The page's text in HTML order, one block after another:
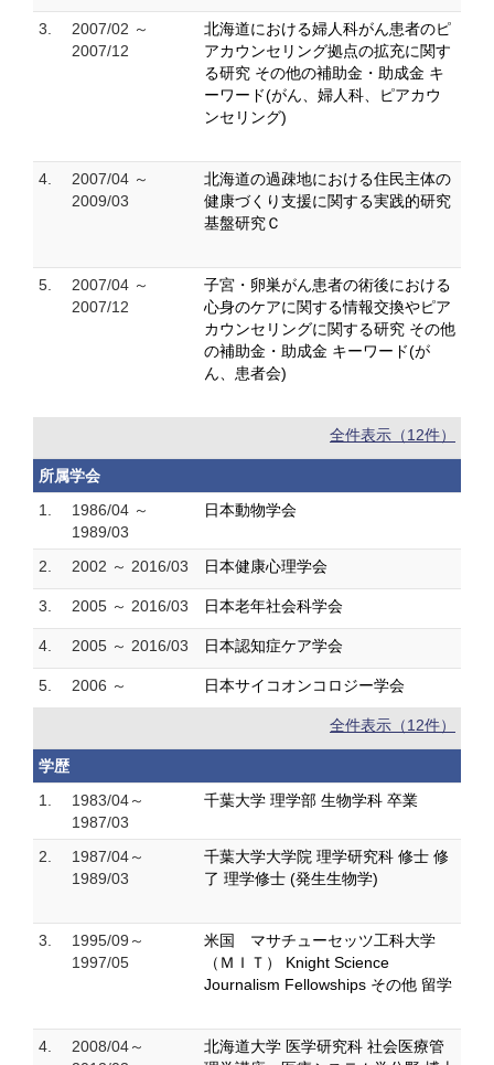
3.
2007/02 ～
2007/12
北海道における婦人科がん患者のピ
アカウンセリング拠点の拡充に関す
る研究 その他の補助金・助成金 キ
ーワード(がん、婦人科、ピアカウ
ンセリング)
4.
2007/04 ～
2009/03
北海道の過疎地における住民主体の
健康づくり支援に関する実践的研究
基盤研究Ｃ
5.
2007/04 ～
2007/12
子宮・卵巣がん患者の術後における
心身のケアに関する情報交換やピア
カウンセリングに関する研究 その他
の補助金・助成金 キーワード(が
ん、患者会)
全件表示（12件）
所属学会
1.
1986/04 ～
1989/03
日本動物学会
2. 2002 ～ 2016/03 日本健康心理学会
3. 2005 ～ 2016/03 日本老年社会科学会
4. 2005 ～ 2016/03 日本認知症ケア学会
5. 2006 ～ 日本サイコオンコロジー学会
全件表示（12件）
学歴
1.
1983/04～
1987/03
千葉大学 理学部 生物学科 卒業
2.
1987/04～
1989/03
千葉大学大学院 理学研究科 修士 修
了 理学修士 (発生生物学)
3.
1995/09～
1997/05
米国 マサチューセッツ工科大学
（ＭＩＴ） Knight Science
Journalism Fellowships その他 留学
4.
2008/04～
北海道大学 医学研究科 社会医療管